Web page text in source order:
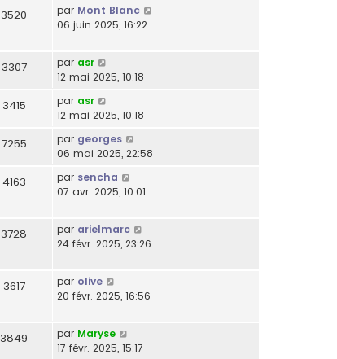
3520 par Mont Blanc
06 juin 2025, 16:22
3307 par asr
12 mai 2025, 10:18
3415 par asr
12 mai 2025, 10:18
7255 par georges
06 mai 2025, 22:58
4163 par sencha
07 avr. 2025, 10:01
3728 par arielmarc
24 févr. 2025, 23:26
3617 par olive
20 févr. 2025, 16:56
3849 par Maryse
17 févr. 2025, 15:17